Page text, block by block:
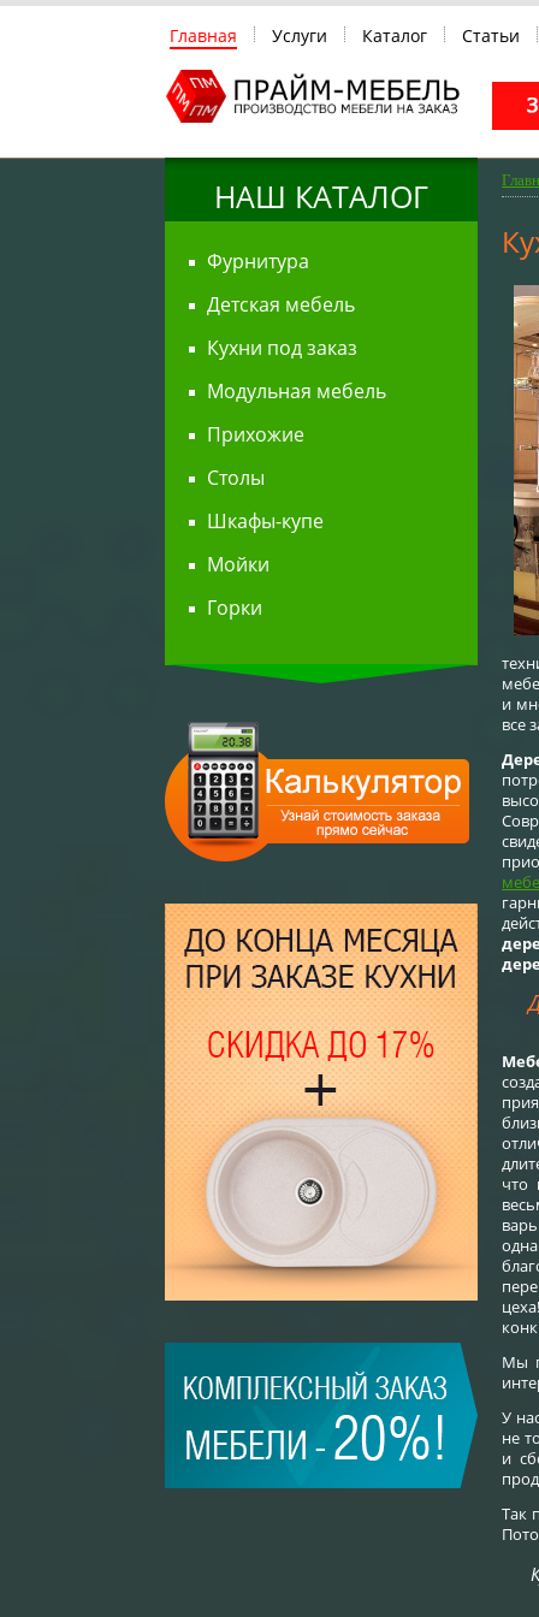
Главная Услуги Каталог Статьи
НАШ КАТАЛОГ
Фурнитура
Детская мебель
Кухни под заказ
Модульная мебель
Прихожие
Столы
Шкафы-купе
Мойки
Горки
и
все
что
Мы
У
не
и
Так